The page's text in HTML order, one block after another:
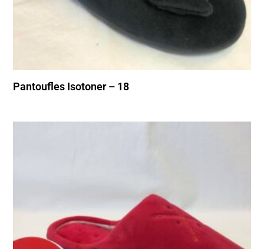
Pantoufles Isotoner – 18